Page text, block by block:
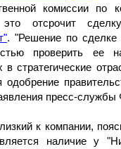
комиссии по
это отсрочит
. "Решение по
проверить ее
в стратегические
одобрение
пресс-
к компании,
наличие у